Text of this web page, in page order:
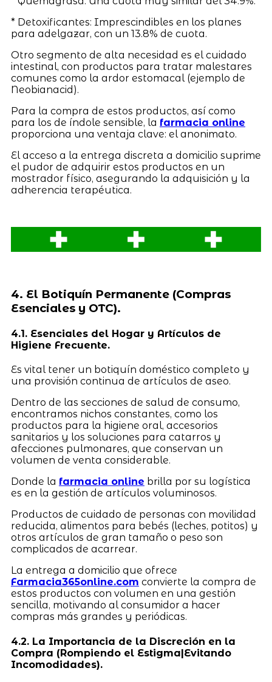
* Detoxificantes: Imprescindibles en los planes
para adelgazar, con un 13.8% de cuota.
Otro segmento de alta necesidad es el cuidado
intestinal, con productos para tratar malestares
comunes como la ardor estomacal (ejemplo de
Neobianacid).
Para la compra de estos productos, así como
para los de índole sensible, la farmacia online
proporciona una ventaja clave: el anonimato.
El acceso a la entrega discreta a domicilio suprime
el pudor de adquirir estos productos en un
mostrador físico, asegurando la adquisición y la
adherencia terapéutica.
4. El Botiquín Permanente (Compras
Esenciales y OTC).
4.1. Esenciales del Hogar y Artículos de
Higiene Frecuente.
Es vital tener un botiquín doméstico completo y
una provisión continua de artículos de aseo.
Dentro de las secciones de salud de consumo,
encontramos nichos constantes, como los
productos para la higiene oral, accesorios
sanitarios y los soluciones para catarros y
afecciones pulmonares, que conservan un
volumen de venta considerable.
Donde la farmacia online brilla por su logística
es en la gestión de artículos voluminosos.
Productos de cuidado de personas con movilidad
reducida, alimentos para bebés (leches, potitos) y
otros artículos de gran tamaño o peso son
complicados de acarrear.
La entrega a domicilio que ofrece
Farmacia365online.com convierte la compra de
estos productos con volumen en una gestión
sencilla, motivando al consumidor a hacer
compras más grandes y periódicas.
4.2. La Importancia de la Discreción en la
Compra (Rompiendo el Estigma|Evitando
Incomodidades).